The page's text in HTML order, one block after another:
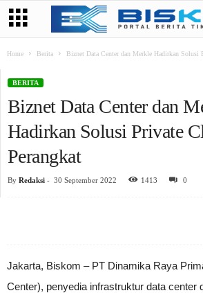
Home Berita Biznet Data Center dan Merkle Hadirkan Solusi
BERITA
Biznet Data Center dan
Hadirkan Solusi Private
Perangkat
By Redaksi - 30 September 2022 1413 0
Jakarta, Biskom – PT Dinamika Raya
Center), penyedia infrastruktur data center